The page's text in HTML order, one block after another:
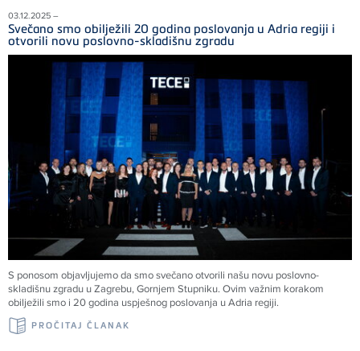
03.12.2025 –
Svečano smo obilježili 20 godina poslovanja u Adria regiji i
otvorili novu poslovno-skladišnu zgradu
S ponosom objavljujemo da smo svečano otvorili našu novu poslovno-
skladišnu zgradu u Zagrebu, Gornjem Stupniku. Ovim važnim korakom
obilježili smo i 20 godina uspješnog poslovanja u Adria regiji.
PROČITAJ ČLANAK